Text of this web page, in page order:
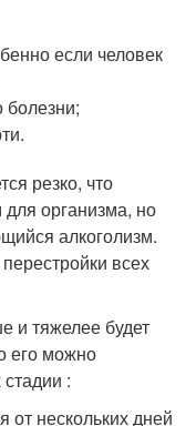
если человек
болезни;
резко, что
организма, но
алкоголизм.
всех
и тяжелее будет
его можно
:
от нескольких дней